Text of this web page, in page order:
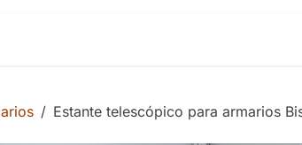
Estante telescópico para armarios